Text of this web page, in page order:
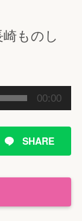
ものし
00:00
SHARE